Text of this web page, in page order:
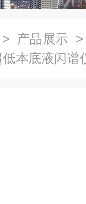
> 产品展示
本底液闪谱